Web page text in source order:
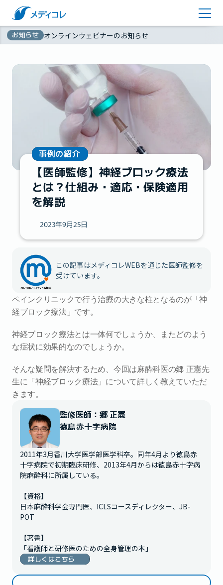
お知らせ オンラインウェビナーのお知らせ
お問い合わせ
無 資料ダウンロード
事例の紹介
【医師監修】神経ブロック療法
とは？仕組み・適応・保険適用
を解説
2023年9月25日
この記事はメディコレWEBを通じた医師監修を
受けています。
ペインクリニックで行う治療の大きな柱となるのが「神
経ブロック療法」です。
神経ブロック療法とは一体何でしょうか、またどのよう
な症状に効果的なのでしょうか。
そんな疑問を解決するため、今回は麻酔科医の郷 正憲先
生に「神経ブロック療法」について詳しく教えていただ
きます。
監修医師：郷 正憲
徳島赤十字病院
2011年3月香川大学医学部医学科卒。同年4月より徳島赤
十字病院で初期臨床研修、2013年4月からは徳島赤十字病
院麻酔科に所属している。
【資格】
日本麻酔科学会専門医、ICLSコースディレクター、JB-
POT
【著書】
「看護師と研修医のための全身管理の本」
詳しくはこちら